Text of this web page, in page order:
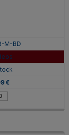
M-BD
€